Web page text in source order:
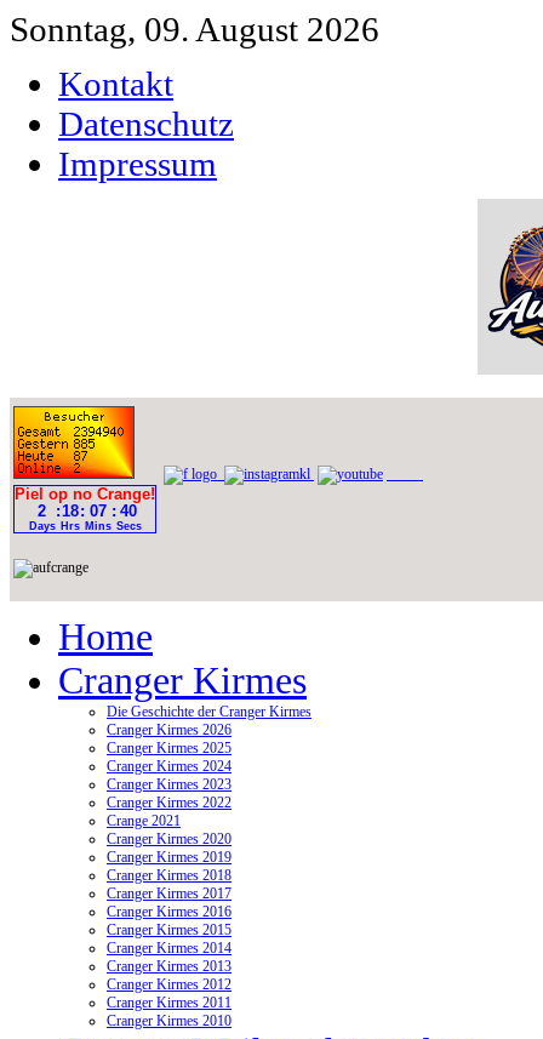
Sonntag, 09. August 2026
Kontakt
Datenschutz
Impressum
Home
Cranger Kirmes
Die Geschichte der Cranger Kirmes
Cranger Kirmes 2026
Cranger Kirmes 2025
Cranger Kirmes 2024
Cranger Kirmes 2023
Cranger Kirmes 2022
Crange 2021
Cranger Kirmes 2020
Cranger Kirmes 2019
Cranger Kirmes 2018
Cranger Kirmes 2017
Cranger Kirmes 2016
Cranger Kirmes 2015
Cranger Kirmes 2014
Cranger Kirmes 2013
Cranger Kirmes 2012
Cranger Kirmes 2011
Cranger Kirmes 2010